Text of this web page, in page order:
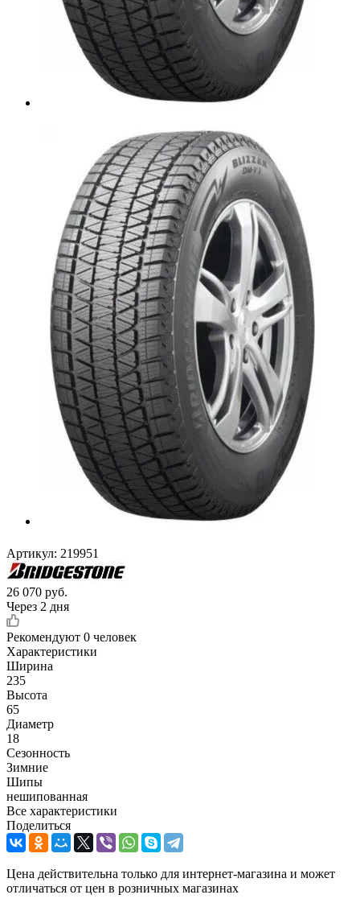
Артикул: 219951
26 070 руб.
Через 2 дня
Рекомендуют 0 человек
Характеристики
Ширина
235
Высота
65
Диаметр
18
Сезонность
Зимние
Шипы
нешипованная
Все характеристики
Поделиться
Цена действительна только для интернет-магазина и может
отличаться от цен в розничных магазинах